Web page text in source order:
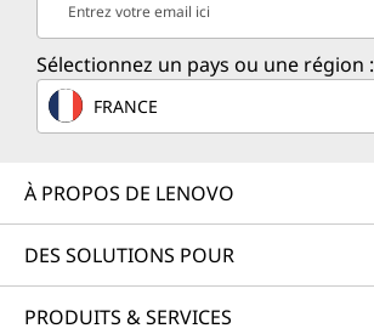
Entrez votre email ici
Sélectionnez un pays ou une région :
FRANCE
À PROPOS DE LENOVO
DES SOLUTIONS POUR
PRODUITS & SERVICES